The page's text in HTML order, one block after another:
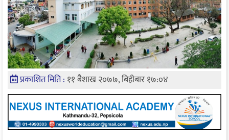
प्रकाशित मिति : ११ बैशाख २०७७, बिहीबार १७:०४